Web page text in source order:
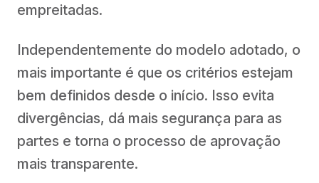
empreitadas.
Independentemente do modelo adotado, o
mais importante é que os critérios estejam
bem definidos desde o início. Isso evita
divergências, dá mais segurança para as
partes e torna o processo de aprovação
mais transparente.